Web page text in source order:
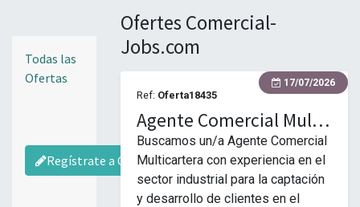
Todas las
Ofertas
Regístrate a Comercial-Jobs
Ofertes Comercial-
Jobs.com
17/07/2026
Ref: Oferta18435
Agente Comercial Multicartera – Sector Metal e Industria (ZONA CATALUÑA)
Buscamos un/a Agente Comercial
Multicartera con experiencia en el
sector industrial para la captación
y desarrollo de clientes en el